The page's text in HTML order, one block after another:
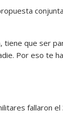
tiene que ser
Por eso te
fallaron